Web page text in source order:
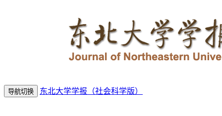
导航切换 东北大学学报（社会科学版）